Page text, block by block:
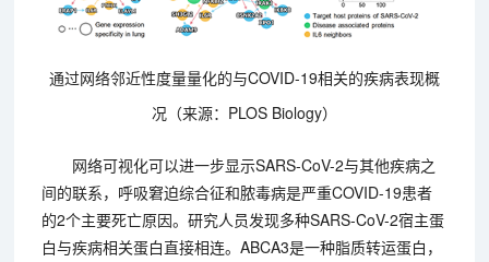
通过网络邻近性度量量化的与COVID-19相关的疾病表现概
况（来源：PLOS Biology）
网络可视化可以进一步显示SARS-CoV-2与其他疾病之
间的联系，呼吸窘迫综合征和脓毒病是严重COVID-19患者
的2个主要死亡原因。研究人员发现多种SARS-CoV-2宿主蛋
白与疾病相关蛋白直接相连。ABCA3是一种脂质转运蛋白，